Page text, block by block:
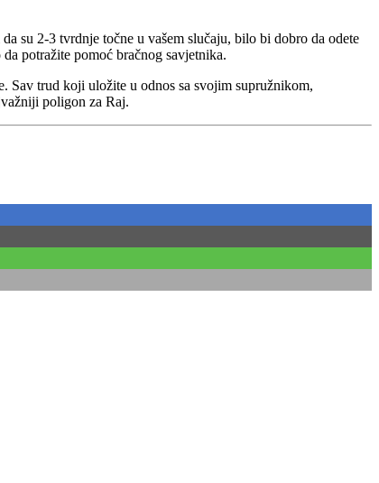
su 2-3 tvrdnje točne u vašem slučaju, bilo bi dobro da odete
potražite pomoć bračnog savjetnika.
Sav trud koji uložite u odnos sa svojim supružnikom,
poligon za Raj.